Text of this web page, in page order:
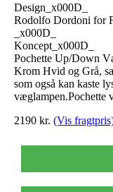
Design_x000D_
Rodolfo Dordoni for
_x000D_
Koncept_x000D_
Pochette Up/Down
Krom Hvid og Grå,
som også kan kaste
væglampen.Pochette
2190 kr. (Vis